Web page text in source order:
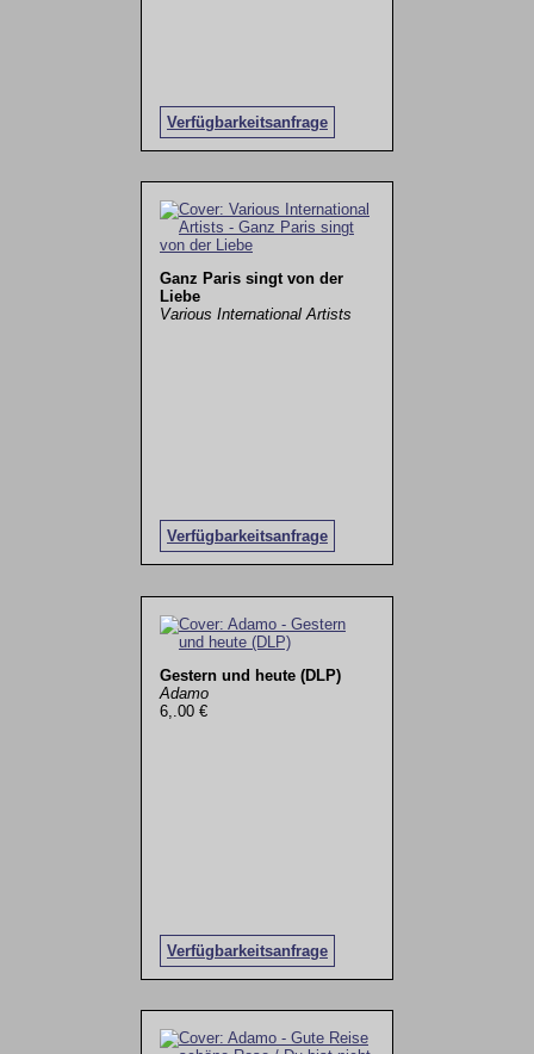
Verfügbarkeitsanfrage
Ganz Paris singt von der
Liebe
Various International Artists
Verfügbarkeitsanfrage
Gestern und heute (DLP)
Adamo
6,.00 €
Verfügbarkeitsanfrage